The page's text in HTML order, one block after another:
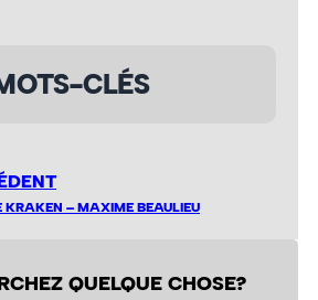
CLÉS
KRAKEN – MAXIME BEAULIEU
QUELQUE CHOSE?